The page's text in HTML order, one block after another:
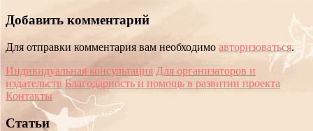
Добавить комментарий
Для отправки комментария вам необходимо авторизоваться.
Индивидуальная консультация Для организаторов и
издательств Благодарность и помощь в развитии проекта
Контакты
Статьи